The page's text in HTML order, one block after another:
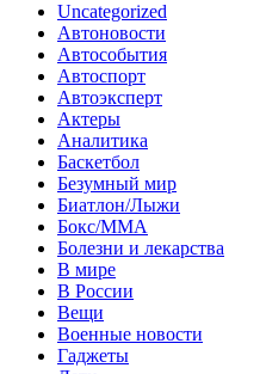
Uncategorized
Автоновости
Автособытия
Автоспорт
Автоэксперт
Актеры
Аналитика
Баскетбол
Безумный мир
Биатлон/Лыжи
Бокс/MMA
Болезни и лекарства
В мире
В России
Вещи
Военные новости
Гаджеты